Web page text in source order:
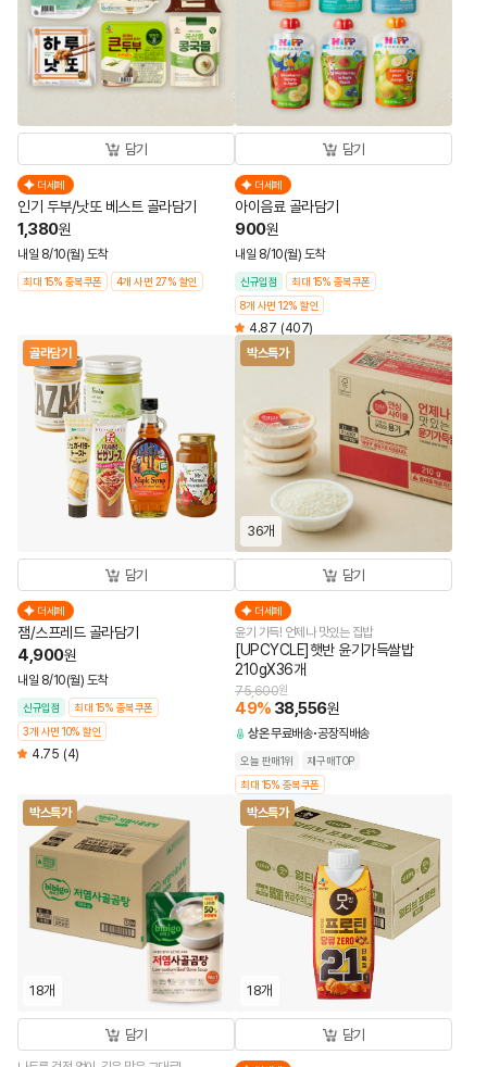
담기
더세페
인기 두부/낫또 베스트 골라담기
1,380원
내일 8/10(월) 도착
최대 15% 중복쿠폰 4개 사면 27% 할인
담기
더세페
아이음료 골라담기
900원
내일 8/10(월) 도착
신규입점
최대 15% 중복쿠폰
8개 사면 12% 할인
4.87 (407)
골라담기
담기
더세페
잼/스프레드 골라담기
4,900원
내일 8/10(월) 도착
신규입점
최대 15% 중복쿠폰
3개 사면 10% 할인
4.75 (4)
박스특가
36개
담기
더세페
윤기 가득! 언제나 맛있는 집밥
[UPCYCLE]햇반 윤기가득쌀밥
210gX36개
75,600원
49% 38,556원
상온무료배송 공장직배송
오늘 판매1위
재구매TOP
최대 15% 중복쿠폰
박스특가
18개
담기
박스특가
18개
담기